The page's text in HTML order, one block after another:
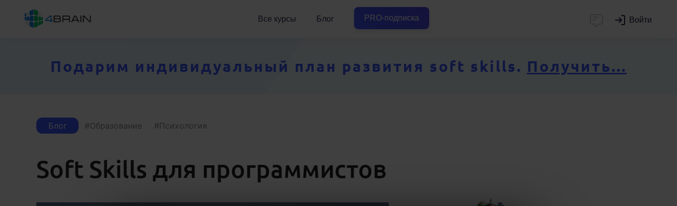
Все курсы Блог PRO-подписка Войти
Подарим индивидуальный план развития soft skills. Получить...
Блог Образование Психология
Soft Skills для программистов